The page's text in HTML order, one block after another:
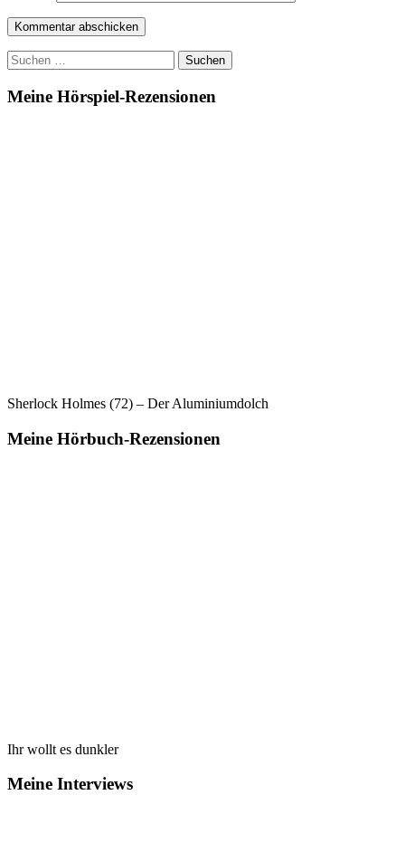
Suchen
nach:
Meine Hörspiel-Rezensionen
Sherlock Holmes (72) – Der Aluminiumdolch
Meine Hörbuch-Rezensionen
Ihr wollt es dunkler
Meine Interviews